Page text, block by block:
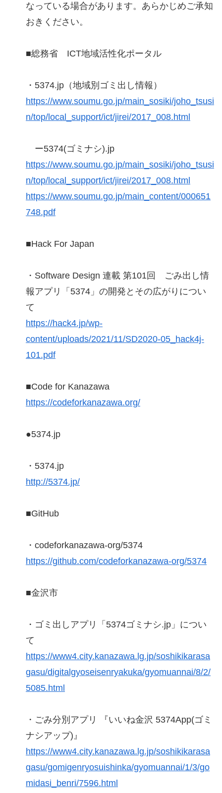
なっている場合があります。あらかじめご承知
おきください。
■総務省 ICT地域活性化ポータル
・5374.jp（地域別ゴミ出し情報）
https://www.soumu.go.jp/main_sosiki/joho_tsusi
n/top/local_support/ict/jirei/2017_008.html
ー5374(ゴミナシ).jp
https://www.soumu.go.jp/main_sosiki/joho_tsusi
n/top/local_support/ict/jirei/2017_008.html
https://www.soumu.go.jp/main_content/000651
748.pdf
■Hack For Japan
・Software Design 連載 第101回 ごみ出し情
報アプリ「5374」の開発とその広がりについ
て
https://hack4.jp/wp-
content/uploads/2021/11/SD2020-05_hack4j-
101.pdf
■Code for Kanazawa
https://codeforkanazawa.org/
●5374.jp
・5374.jp
http://5374.jp/
■GitHub
・codeforkanazawa-org/5374
https://github.com/codeforkanazawa-org/5374
■金沢市
・ゴミ出しアプリ「5374ゴミナシ.jp」につい
て
https://www4.city.kanazawa.lg.jp/soshikikarasa
gasu/digitalgyoseisenryakuka/gyomuannai/8/2/
5085.html
・ごみ分別アプリ 『いいね金沢 5374App(ゴミ
ナシアップ)』
https://www4.city.kanazawa.lg.jp/soshikikarasa
gasu/gomigenryosuishinka/gyomuannai/1/3/go
midasi_benri/7596.html